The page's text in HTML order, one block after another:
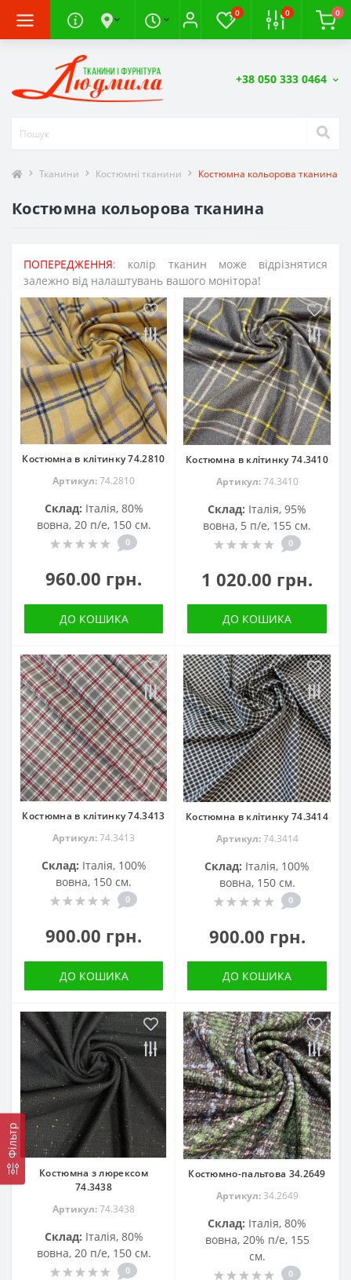
0 0 0
+38 050 333 0464
Тканини Костюмні тканини Костюмна кольорова тканина
Костюмна кольорова тканина
Фільтр
ПОПЕРЕДЖЕННЯ: колір тканин може відрізнятися
залежно від налаштувань вашого монітора!
Костюмна в клітинку 74.2810
Артикул:74.2810
Склад: Італія, 80%
вовна, 20 п/е, 150 см.
0
960.00 грн.
ДО КОШИКА
Костюмна в клітинку 74.3410
Артикул:74.3410
Склад: Італія, 95%
вовна, 5 п/е, 155 см.
0
1 020.00 грн.
ДО КОШИКА
Костюмна в клітинку 74.3413
Артикул:74.3413
Склад: Італія, 100%
вовна, 150 см.
0
900.00 грн.
ДО КОШИКА
Костюмна в клітинку 74.3414
Артикул:74.3414
Склад: Італія, 100%
вовна, 150 см.
0
900.00 грн.
ДО КОШИКА
Костюмна з люрексом
74.3438
Артикул:74.3438
Склад: Італія, 80%
вовна, 20 п/е, 150 см.
0
Костюмно-пальтова 34.2649
Артикул:34.2649
Склад: Італія, 80%
вовна, 20% п/е, 155
см.
0